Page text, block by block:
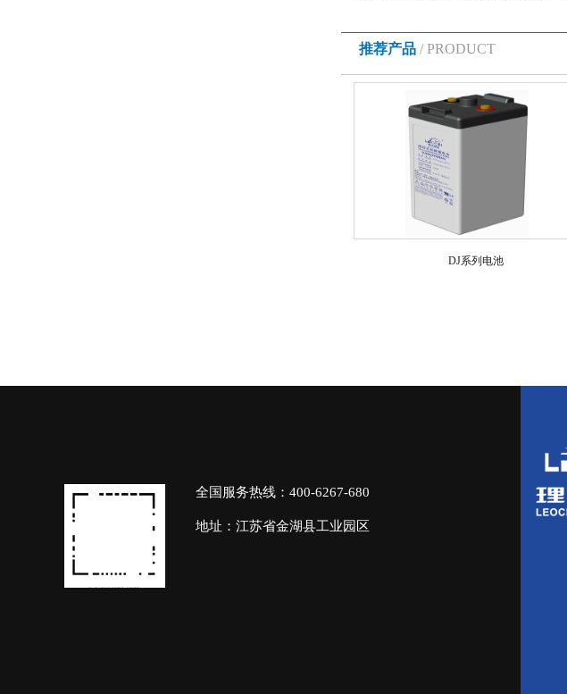
推荐产品 / PRODUCT
DJ系列电池
全国服务热线：400-6267-680
地址：江苏省金湖县工业园区